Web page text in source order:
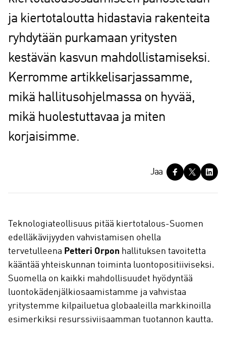
ja kiertotaloutta hidastavia rakenteita
ryhdytään purkamaan yritysten
kestävän kasvun mahdollistamiseksi.
Kerromme artikkelisarjassamme,
mikä hallitusohjelmassa on hyvää,
mikä huolestuttavaa ja miten
korjaisimme.
a
Jaa
Teknologiateollisuus pitää kiertotalous-Suomen
edelläkävijyyden vahvistamisen ohella
tervetulleena Petteri Orpon hallituksen tavoitetta
kääntää yhteiskunnan toiminta luontopositiiviseksi.
Suomella on kaikki mahdollisuudet hyödyntää
luontokädenjälkiosaamistamme ja vahvistaa
yritystemme kilpailuetua globaaleilla markkinoilla
esimerkiksi resurssiviisaamman tuotannon kautta.